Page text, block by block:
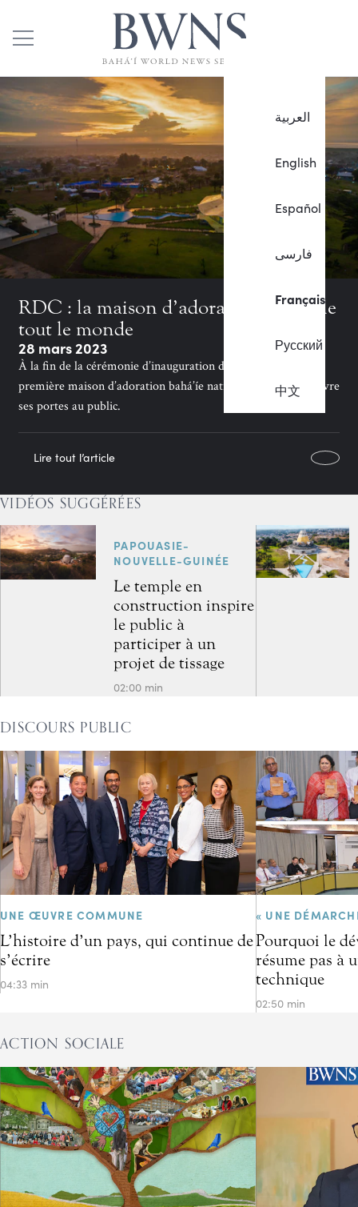
العربية
English
Español
فارسی
Français
Русский
中文
RDC : la maison d’adoration accueille
tout le monde
28 mars 2023
À la fin de la cérémonie d’inauguration de deux jours, la
première maison d’adoration bahá’íe nationale au monde ouvre
ses portes au public.
Lire tout l’article
VIDÉOS SUGGÉRÉES
PAPOUASIE-
NOUVELLE-GUINÉE
Le temple en
construction inspire
le public à
participer à un
projet de tissage
02:00 min
DISCOURS PUBLIC
UNE ŒUVRE COMMUNE
L’histoire d’un pays, qui continue de
s’écrire
04:33 min
« UNE
Pourquoi le
résume pas à
technique
02:50 min
ACTION SOCIALE